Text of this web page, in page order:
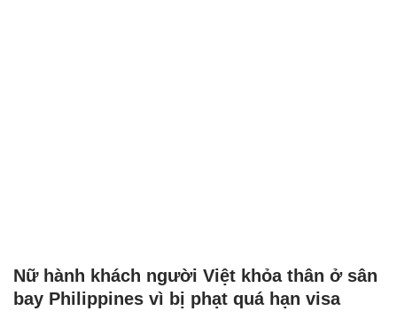
Nữ hành khách người Việt khỏa thân ở sân
bay Philippines vì bị phạt quá hạn visa